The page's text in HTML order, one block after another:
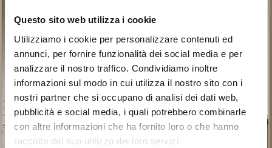
Questo sito web utilizza i cookie
Utilizziamo i cookie per personalizzare contenuti ed
annunci, per fornire funzionalità dei social media e per
analizzare il nostro traffico. Condividiamo inoltre
informazioni sul modo in cui utilizza il nostro sito con i
nostri partner che si occupano di analisi dei dati web,
pubblicità e social media, i quali potrebbero combinarle
con altre informazioni che ha fornito loro o che hanno
raccolto dal suo utilizzo dei loro servizi.